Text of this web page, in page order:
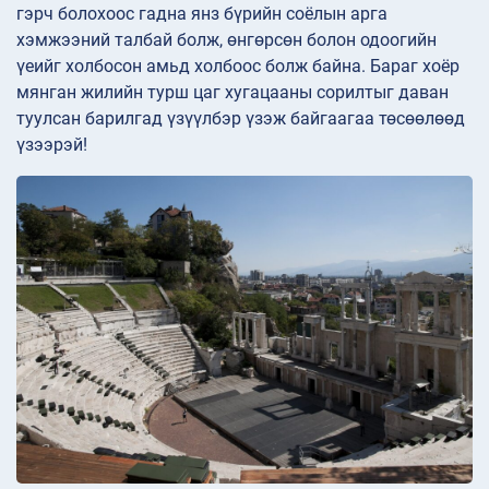
гэрч болохоос гадна янз бүрийн соёлын арга
хэмжээний талбай болж, өнгөрсөн болон одоогийн
үеийг холбосон амьд холбоос болж байна. Бараг хоёр
мянган жилийн турш цаг хугацааны сорилтыг даван
туулсан барилгад үзүүлбэр үзэж байгаагаа төсөөлөөд
үзээрэй!